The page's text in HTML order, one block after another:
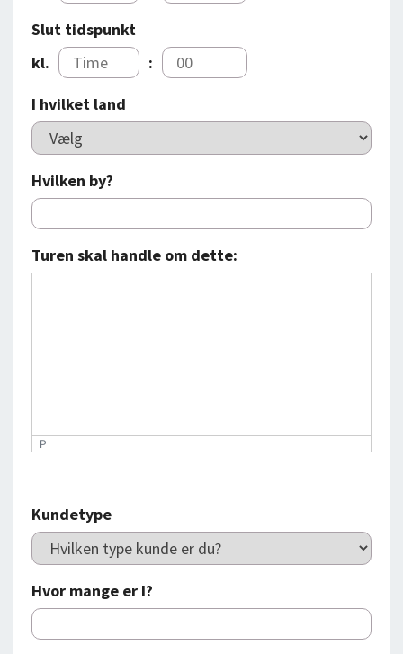
Slut tidspunkt
kl.
:
I hvilket land
Hvilken by?
Turen skal handle om dette:
P
Kundetype
Hvor mange er I?